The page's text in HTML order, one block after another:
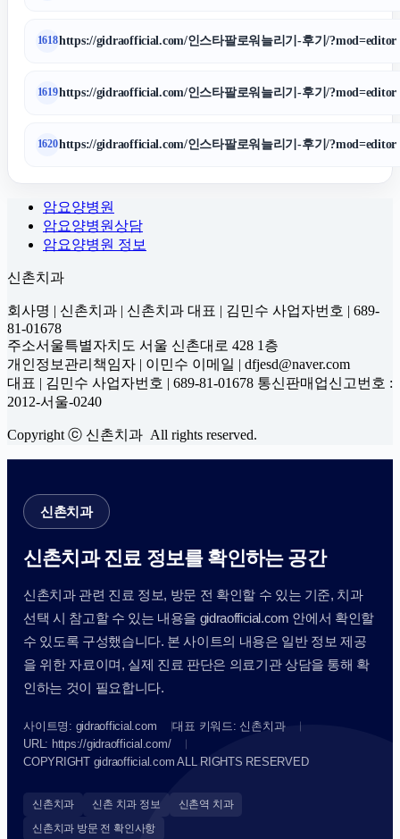
1618https://gidraofficial.com/인스타팔로워늘리기-후기/?mod=editor
1619https://gidraofficial.com/인스타팔로워늘리기-후기/?mod=editor
1620https://gidraofficial.com/인스타팔로워늘리기-후기/?mod=editor
암요양병원
암요양병원상담
암요양병원 정보
신촌치과
회사명 | 신촌치과 | 신촌치과 대표 | 김민수 사업자번호 | 689-
81-01678
주소서울특별자치도 서울 신촌대로 428 1층
개인정보관리책임자 | 이민수 이메일 | dfjesd@naver.com
대표 | 김민수 사업자번호 | 689-81-01678 통신판매업신고번호 :
2012-서울-0240
Copyright ⓒ 신촌치과 All rights reserved.
신촌치과
신촌치과 진료 정보를 확인하는 공간
신촌치과 관련 진료 정보, 방문 전 확인할 수 있는 기준, 치과
선택 시 참고할 수 있는 내용을 gidraofficial.com 안에서 확인할
수 있도록 구성했습니다. 본 사이트의 내용은 일반 정보 제공
을 위한 자료이며, 실제 진료 판단은 의료기관 상담을 통해 확
인하는 것이 필요합니다.
사이트명: gidraofficial.com
대표 키워드: 신촌치과
URL: https://gidraofficial.com/
COPYRIGHT gidraofficial.com ALL RIGHTS RESERVED
신촌치과 신촌 치과 정보
신촌역 치과
신촌치과 방문 전 확인사항